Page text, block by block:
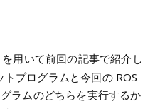
を用いて前回の記事で紹介し
プログラムと今回の ROS
ラムのどちらを実行するか